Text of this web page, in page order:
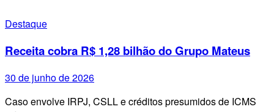
Destaque
Receita cobra R$ 1,28 bilhão do Grupo Mateus
30 de junho de 2026
Caso envolve IRPJ, CSLL e créditos presumidos de ICMS